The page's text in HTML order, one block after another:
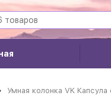
Умная колонка VK